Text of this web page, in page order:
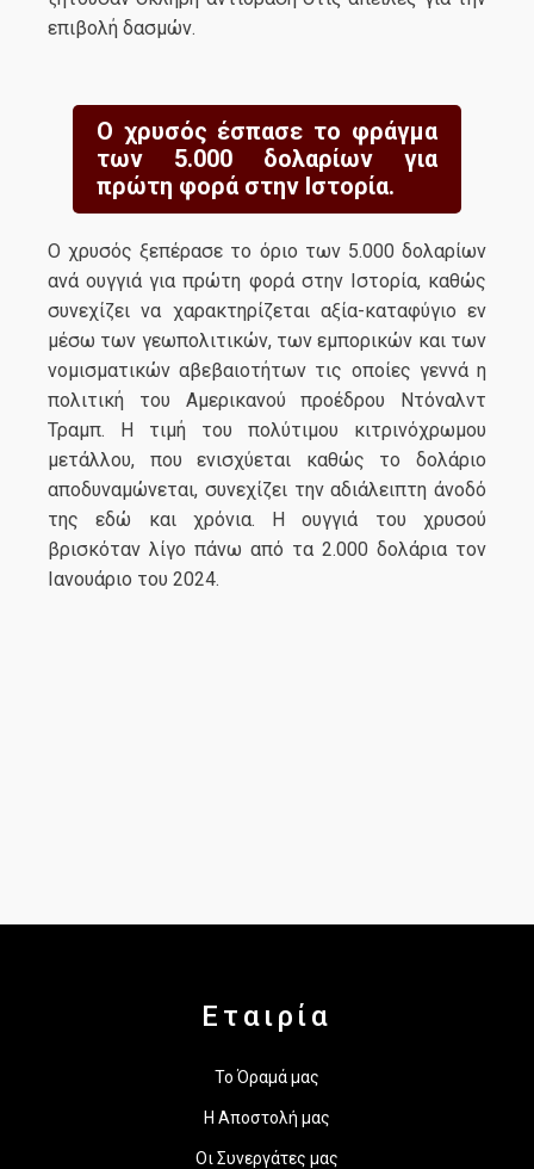
επιβολή δασμών.
Ο χρυσός έσπασε το φράγμα
των 5.000 δολαρίων για
πρώτη φορά στην Ιστορία.
O χρυσός ξεπέρασε το όριο των 5.000 δολαρίων
ανά ουγγιά για πρώτη φορά στην Ιστορία, καθώς
συνεχίζει να χαρακτηρίζεται αξία-καταφύγιο εν
μέσω των γεωπολιτικών, των εμπορικών και των
νομισματικών αβεβαιοτήτων τις οποίες γεννά η
πολιτική του Αμερικανού προέδρου Ντόναλντ
Τραμπ. Η τιμή του πολύτιμου κιτρινόχρωμου
μετάλλου, που ενισχύεται καθώς το δολάριο
αποδυναμώνεται, συνεχίζει την αδιάλειπτη άνοδό
της εδώ και χρόνια. Η ουγγιά του χρυσού
βρισκόταν λίγο πάνω από τα 2.000 δολάρια τον
Ιανουάριο του 2024.
Εταιρία
Το Όραμά μας
Η Αποστολή μας
Οι Συνεργάτες μας